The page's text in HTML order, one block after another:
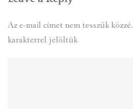
Az e-mail címet nem tesszük közzé.
karakterrel jelöltük